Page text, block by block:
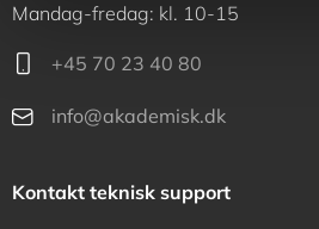
Mandag-fredag: kl. 10-15
+45 70 23 40 80
info@akademisk.dk
Kontakt teknisk support